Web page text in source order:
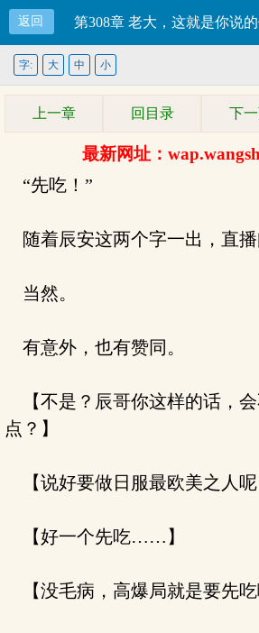
返回 第308章 老大，这就是你说
字: 大 中 小
上一章 回目录 下
最新网址：
“先吃！”
随着辰安这两个字一出，直播
当然。
有意外，也有赞同。
【不是？辰哥你这样的话，
点？】
【说好要做日服最欧美之人呢
【好一个先吃……】
【没毛病，高爆局就是要先吃